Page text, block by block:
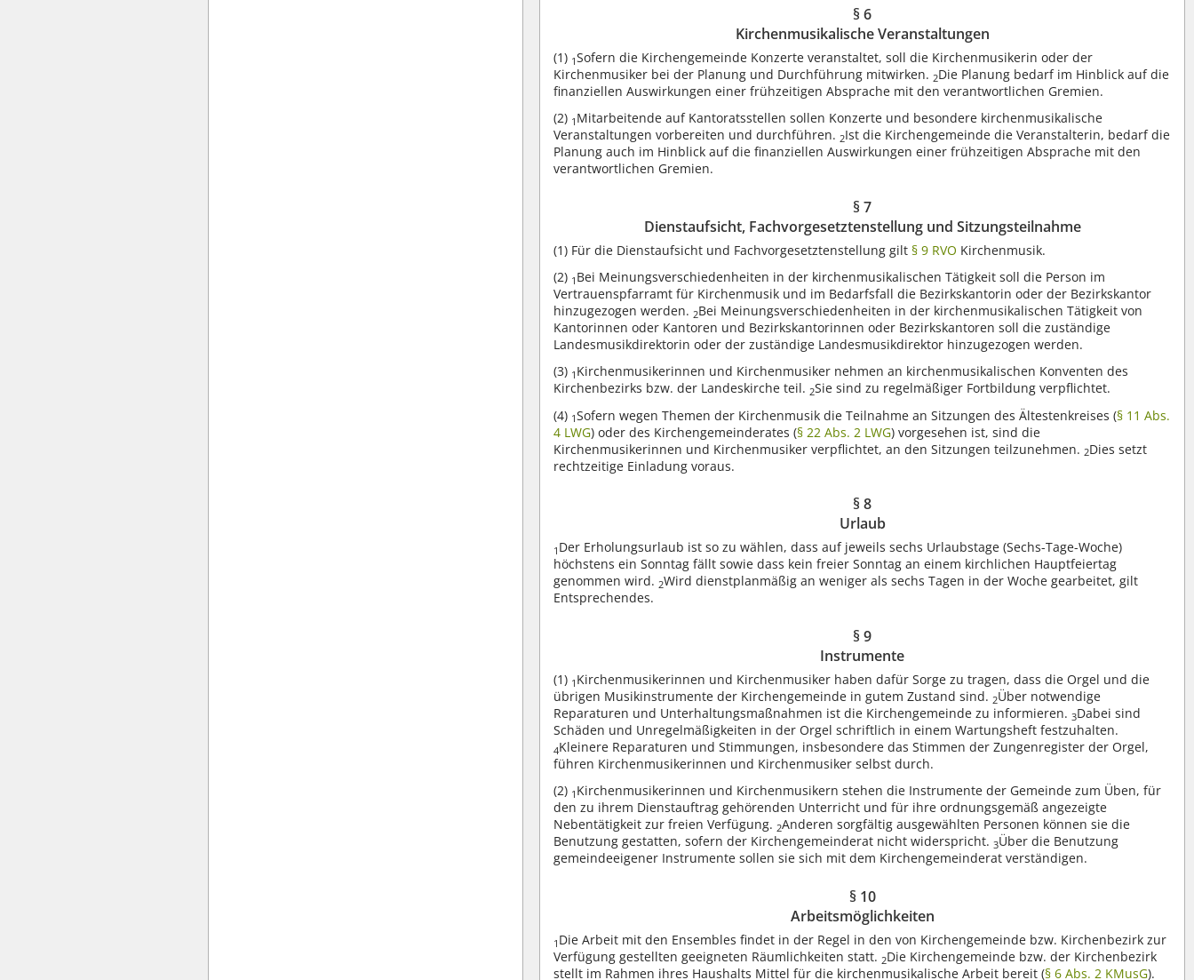
§ 6
Kirchenmusikalische Veranstaltungen
(1) 1Sofern die Kirchengemeinde Konzerte veranstaltet, soll die Kirchenmusikerin oder der
Kirchenmusiker bei der Planung und Durchführung mitwirken. 2Die Planung bedarf im Hinblick auf die
finanziellen Auswirkungen einer frühzeitigen Absprache mit den verantwortlichen Gremien.
(2) 1 Mitarbeitende auf Kantoratsstellen sollen Konzerte und besondere kirchenmusikalische
Veranstaltungen vorbereiten und durchführen. 2Ist die Kirchengemeinde die Veranstalterin, bedarf die
Planung auch im Hinblick auf die finanziellen Auswirkungen einer frühzeitigen Absprache mit den
verantwortlichen Gremien.
§ 7
Dienstaufsicht, Fachvorgesetztenstellung und Sitzungsteilnahme
(1) Für die Dienstaufsicht und Fachvorgesetztenstellung gilt§ 9 RVO Kirchenmusik.
(2) 1 Bei Meinungsverschiedenheiten in der kirchenmusikalischen Tätigkeit soll die Person im
Vertrauenspfarramt für Kirchenmusik und im Bedarfsfall die Bezirkskantorin oder der Bezirkskantor
hinzugezogen werden. 2Bei Meinungsverschiedenheiten in der kirchenmusikalischen Tätigkeit von
Kantorinnen oder Kantoren und Bezirkskantorinnen oder Bezirkskantoren soll die zuständige
Landesmusikdirektorin oder der zuständige Landesmusikdirektor hinzugezogen werden.
(3) 1 Kirchenmusikerinnen und Kirchenmusiker nehmen an kirchenmusikalischen Konventen des
Kirchenbezirks bzw. der Landeskirche teil. 2Sie sind zu regelmäßiger Fortbildung verpflichtet.
(4) 1Sofern wegen Themen der Kirchenmusik die Teilnahme an Sitzungen des Ältestenkreises (§ 11 Abs.
4 LWG) oder des Kirchengemeinderates (§ 22 Abs. 2 LWG) vorgesehen ist, sind die
Kirchenmusikerinnen und Kirchenmusiker verpflichtet, an den Sitzungen teilzunehmen. 2Dies setzt
rechtzeitige Einladung voraus.
§ 8
Urlaub
1 Der Erholungsurlaub ist so zu wählen, dass auf jeweils sechs Urlaubstage (Sechs-Tage-Woche)
höchstens ein Sonntag fällt sowie dass kein freier Sonntag an einem kirchlichen Hauptfeiertag
genommen wird. 2Wird dienstplanmäßig an weniger als sechs Tagen in der Woche gearbeitet, gilt
Entsprechendes.
§ 9
Instrumente
(1) 1 Kirchenmusikerinnen und Kirchenmusiker haben dafür Sorge zu tragen, dass die Orgel und die
übrigen Musikinstrumente der Kirchengemeinde in gutem Zustand sind. 2Über notwendige
Reparaturen und Unterhaltungsmaßnahmen ist die Kirchengemeinde zu informieren.3Dabei sind
Schäden und Unregelmäßigkeiten in der Orgel schriftlich in einem Wartungsheft festzuhalten.
4Kleinere Reparaturen und Stimmungen, insbesondere das Stimmen der Zungenregister der Orgel,
führen Kirchenmusikerinnen und Kirchenmusiker selbst durch.
(2) 1 Kirchenmusikerinnen und Kirchenmusikern stehen die Instrumente der Gemeinde zum Üben, für
den zu ihrem Dienstauftrag gehörenden Unterricht und für ihre ordnungsgemäß angezeigte
Nebentätigkeit zur freien Verfügung. 2Anderen sorgfältig ausgewählten Personen können sie die
Benutzung gestatten, sofern der Kirchengemeinderat nicht widerspricht.3Über die Benutzung
gemeindeeigener Instrumente sollen sie sich mit dem Kirchengemeinderat verständigen.
§ 10
Arbeitsmöglichkeiten
1 Die Arbeit mit den Ensembles findet in der Regel in den von Kirchengemeinde bzw. Kirchenbezirk zur
Verfügung gestellten geeigneten Räumlichkeiten statt. 2Die Kirchengemeinde bzw. der Kirchenbezirk
stellt im Rahmen ihres Haushalts Mittel für die kirchenmusikalische Arbeit bereit (§ 6 Abs. 2 KMusG).